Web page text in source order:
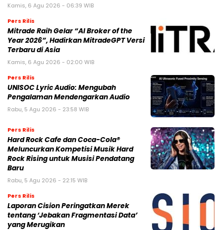
Kamis, 6 Agu 2026 - 06:39 WIB
Pers Rilis
Mitrade Raih Gelar “AI Broker of the
Year 2026”, Hadirkan MitradeGPT Versi
Terbaru di Asia
Kamis, 6 Agu 2026 - 02:00 WIB
Pers Rilis
UNISOC Lyric Audio: Mengubah
Pengalaman Mendengarkan Audio
Rabu, 5 Agu 2026 - 23:58 WIB
Pers Rilis
Hard Rock Cafe dan Coca-Cola®
Meluncurkan Kompetisi Musik Hard
Rock Rising untuk Musisi Pendatang
Baru
Rabu, 5 Agu 2026 - 22:15 WIB
Pers Rilis
Laporan Cision Peringatkan Merek
tentang ‘Jebakan Fragmentasi Data’
yang Merugikan